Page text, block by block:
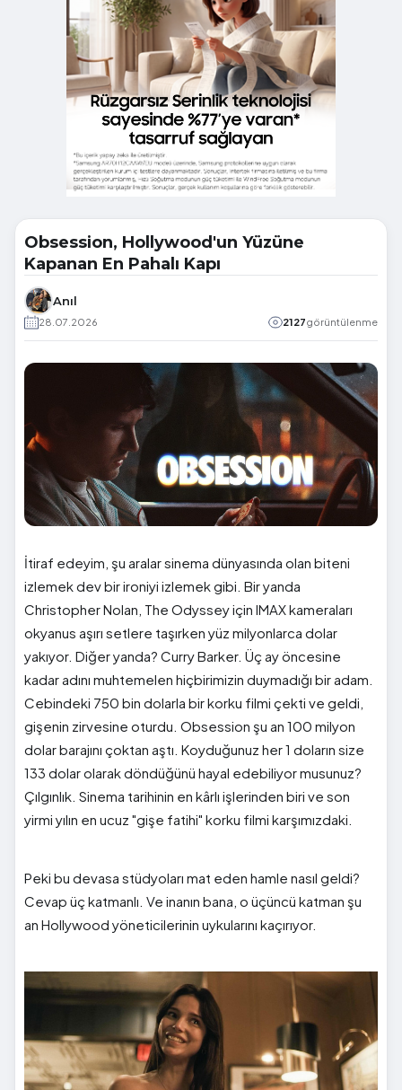
Obsession, Hollywood'un Yüzüne
Kapanan En Pahalı Kapı
Anıl
28.07.2026 2127görüntülenme
İtiraf edeyim, şu aralar sinema dünyasında olan biteni
izlemek dev bir ironiyi izlemek gibi. Bir yanda
Christopher Nolan, The Odyssey için IMAX kameraları
okyanus aşırı setlere taşırken yüz milyonlarca dolar
yakıyor. Diğer yanda? Curry Barker. Üç ay öncesine
kadar adını muhtemelen hiçbirimizin duymadığı bir adam.
Cebindeki 750 bin dolarla bir korku filmi çekti ve geldi,
gişenin zirvesine oturdu. Obsession şu an 100 milyon
dolar barajını çoktan aştı. Koyduğunuz her 1 doların size
133 dolar olarak döndüğünü hayal edebiliyor musunuz?
Çılgınlık. Sinema tarihinin en kârlı işlerinden biri ve son
yirmi yılın en ucuz "gişe fatihi" korku filmi karşımızdaki.
Peki bu devasa stüdyoları mat eden hamle nasıl geldi?
Cevap üç katmanlı. Ve inanın bana, o üçüncü katman şu
an Hollywood yöneticilerinin uykularını kaçırıyor.